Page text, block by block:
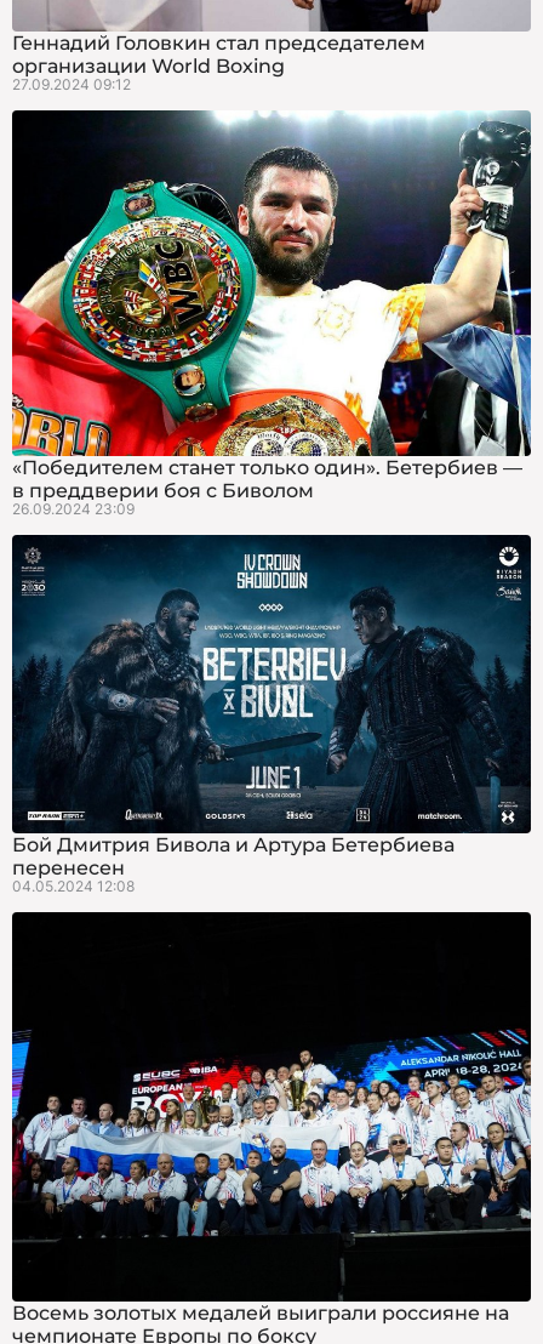
Геннадий Головкин стал председателем
организации World Boxing
27.09.2024 09:12
«Победителем станет только один». Бетербиев —
в преддверии боя с Биволом
26.09.2024 23:09
Бой Дмитрия Бивола и Артура Бетербиева
перенесен
04.05.2024 12:08
Восемь золотых медалей выиграли россияне на
чемпионате Европы по боксу